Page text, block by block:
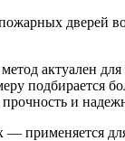
дверей
актуален для
подбирается
прочность и
— применяется